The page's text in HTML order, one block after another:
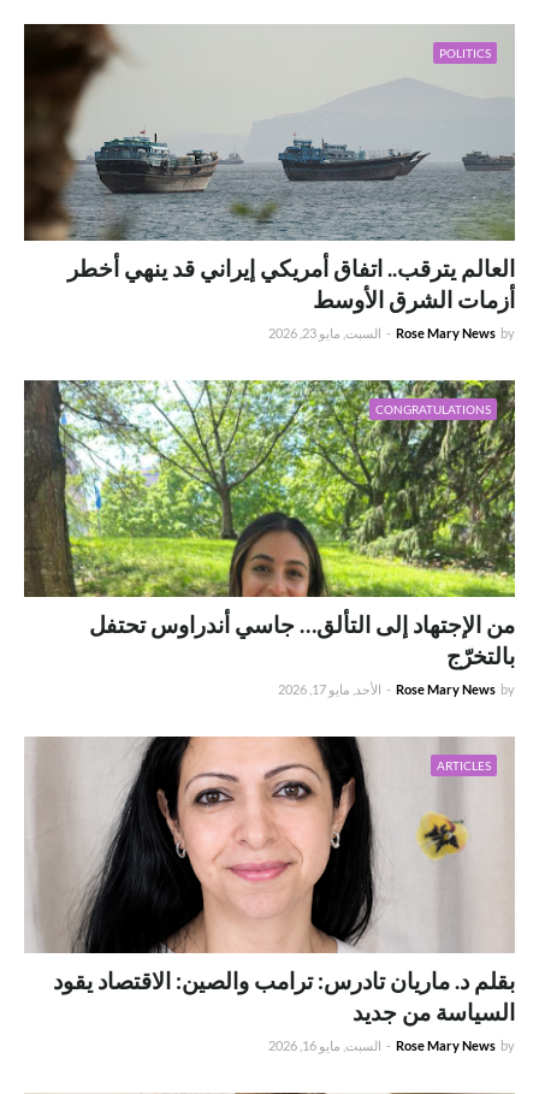
POLITICS
العالم يترقب.. اتفاق أمريكي إيراني قد ينهي أخطر
أزمات الشرق الأوسط
by
Rose Mary News
- السبت, مايو 23, 2026
CONGRATULATIONS
من الإجتهاد إلى التألق… جاسي أندراوس تحتفل
بالتخرّج
by
Rose Mary News
- الأحد, مايو 17, 2026
ARTICLES
بقلم د. ماريان تادرس: ترامب والصين: الاقتصاد يقود
السياسة من جديد
by
Rose Mary News
- السبت, مايو 16, 2026